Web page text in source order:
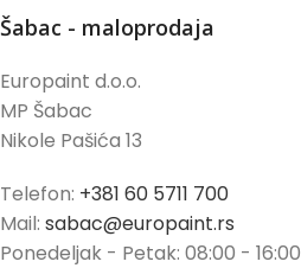
Šabac - maloprodaja
Europaint d.o.o.
MP Šabac
Nikole Pašića 13
Telefon: +381 60 5711 700
Mail: sabac@europaint.rs
Ponedeljak - Petak: 08:00 - 16:00